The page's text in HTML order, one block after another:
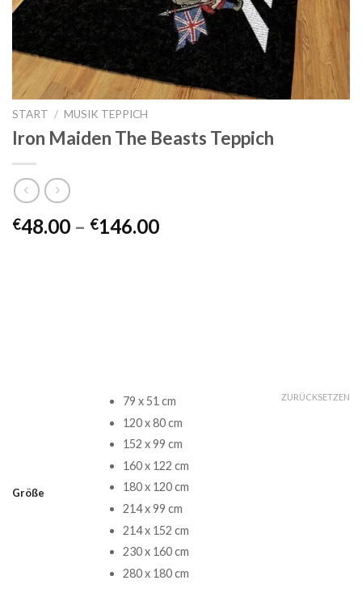
START / MUSIK TEPPICH
Iron Maiden The Beasts Teppich
€48.00 – €146.00Preisspanne:
Größe
79 x 51 cm
120 x 80 cm
152 x 99 cm
160 x 122 cm
180 x 120 cm
214 x 99 cm
214 x 152 cm
230 x 160 cm
280 x 180 cm
ZURÜCKSETZEN